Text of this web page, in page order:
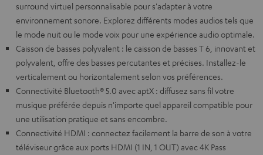
surround virtuel personnalisable pour s'adapter à votre
environnement sonore. Explorez différents modes audios tels que
le mode nuit ou le mode voix pour une expérience audio optimale.
Caisson de basses polyvalent : le caisson de basses T 6, innovant et
polyvalent, offre des basses percutantes et précises. Installez-le
verticalement ou horizontalement selon vos préférences.
Connectivité Bluetooth® 5.0 avec aptX : diffusez sans fil votre
musique préférée depuis n'importe quel appareil compatible pour
une utilisation pratique et sans encombre.
Connectivité HDMI : connectez facilement la barre de son à votre
téléviseur grâce aux ports HDMI (1 IN, 1 OUT) avec 4K Pass